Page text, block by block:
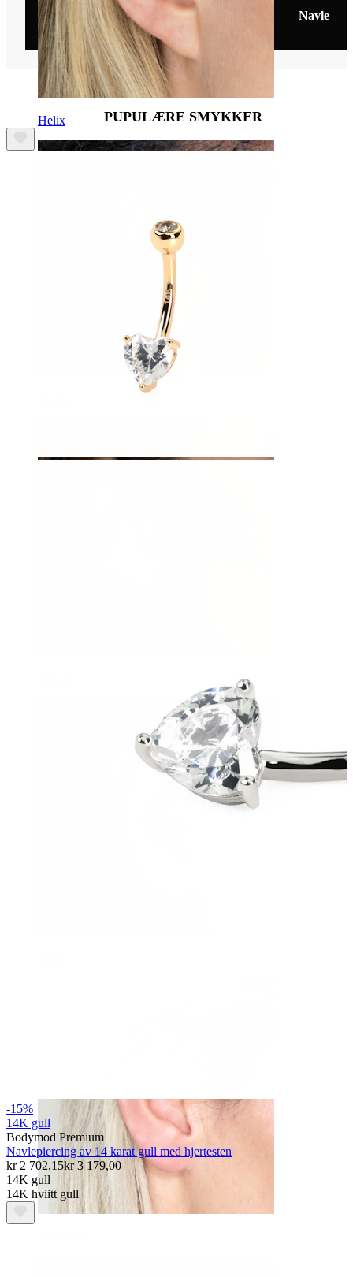
Helix
Øre Navle
PUPULÆRE SMYKKER
-15%
14K gull
Bodymod Premium
Navlepiercing av 14 karat gull med hjertesten
kr 2 702,15kr 3 179,00
14K gull
14K hviitt gull